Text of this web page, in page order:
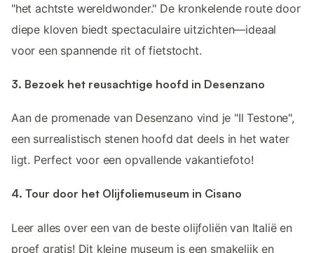
"het achtste wereldwonder." De kronkelende route door
diepe kloven biedt spectaculaire uitzichten—ideaal
voor een spannende rit of fietstocht.
3. Bezoek het reusachtige hoofd in Desenzano
Aan de promenade van Desenzano vind je "Il Testone",
een surrealistisch stenen hoofd dat deels in het water
ligt. Perfect voor een opvallende vakantiefoto!
4. Tour door het Olijfoliemuseum in Cisano
Leer alles over een van de beste olijfoliën van Italië en
proef gratis! Dit kleine museum is een smakelijk en